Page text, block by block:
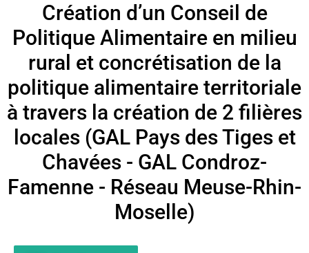
Création d’un Conseil de
Politique Alimentaire en milieu
rural et concrétisation de la
politique alimentaire territoriale
à travers la création de 2 filières
locales (GAL Pays des Tiges et
Chavées - GAL Condroz-
Famenne - Réseau Meuse-Rhin-
Moselle)